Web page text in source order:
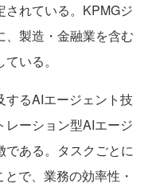
されている。KPMGジ
、製造・金融業を含む
いる。
るAIエージェント技
ーション型AIエージ
である。タスクごとに
で、業務の効率性・